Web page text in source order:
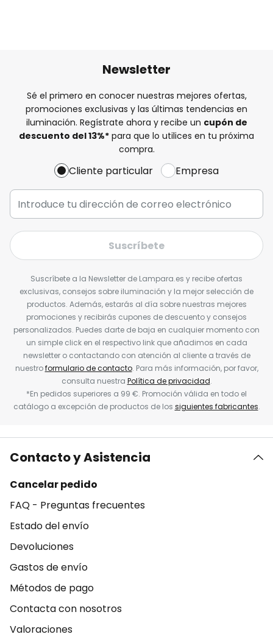
Newsletter
Sé el primero en conocer nuestras mejores ofertas,
promociones exclusivas y las últimas tendencias en
iluminación. Regístrate ahora y recibe un cupón de
descuento del13%* para que lo utilices en tu próxima
compra.
Cliente particular Empresa
Suscríbete
Suscríbete a la Newsletter de Lampara.es y recibe ofertas
exclusivas, consejos sobre iluminación y la mejor selección de
productos. Además, estarás al día sobre nuestras mejores
promociones y recibirás cupones de descuento y consejos
personalizados. Puedes darte de baja en cualquier momento con
un simple click en el respectivo link que añadimos en cada
newsletter o contactando con atención al cliente a través de
nuestroformulario de contacto. Para más información, por favor,
consulta nuestra Política de privacidad.
*En pedidos superiores a 99 €. Promoción válida en todo el
catálogo a excepción de productos de los siguientes fabricantes.
Contacto y Asistencia
Cancelar pedido
FAQ - Preguntas frecuentes
Estado del envío
Devoluciones
Gastos de envío
Métodos de pago
Contacta con nosotros
Valoraciones